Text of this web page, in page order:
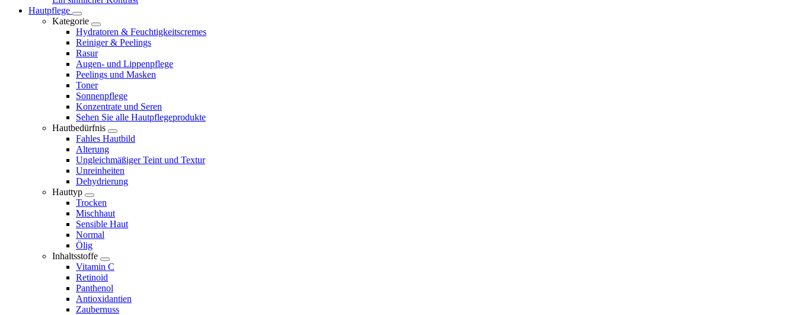
Hautpflege
Kategorie
Hydratoren & Feuchtigkeitscremes
Reiniger & Peelings
Rasur
Augen- und Lippenpflege
Peelings und Masken
Toner
Sonnenpflege
Konzentrate und Seren
Sehen Sie alle Hautpflegeprodukte
Hautbedürfnis
Fahles Hautbild
Alterung
Ungleichmäßiger Teint und Textur
Unreinheiten
Dehydrierung
Hauttyp
Trocken
Mischhaut
Sensible Haut
Normal
Ölig
Inhaltsstoffe
Vitamin C
Retinoid
Panthenol
Antioxidantien
Zaubernuss